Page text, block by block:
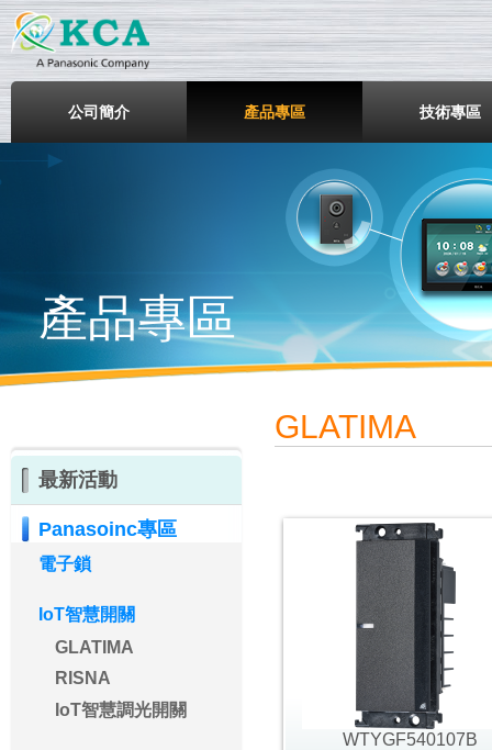
鎧鋒企業股份有限公司
公司簡介 產品專區 技術專區
產品專區
最新活動
Panasoinc專區
電子鎖
IoT智慧開關
GLATIMA
RISNA
IoT智慧調光開關
GLATIMA
WTYGF540107B